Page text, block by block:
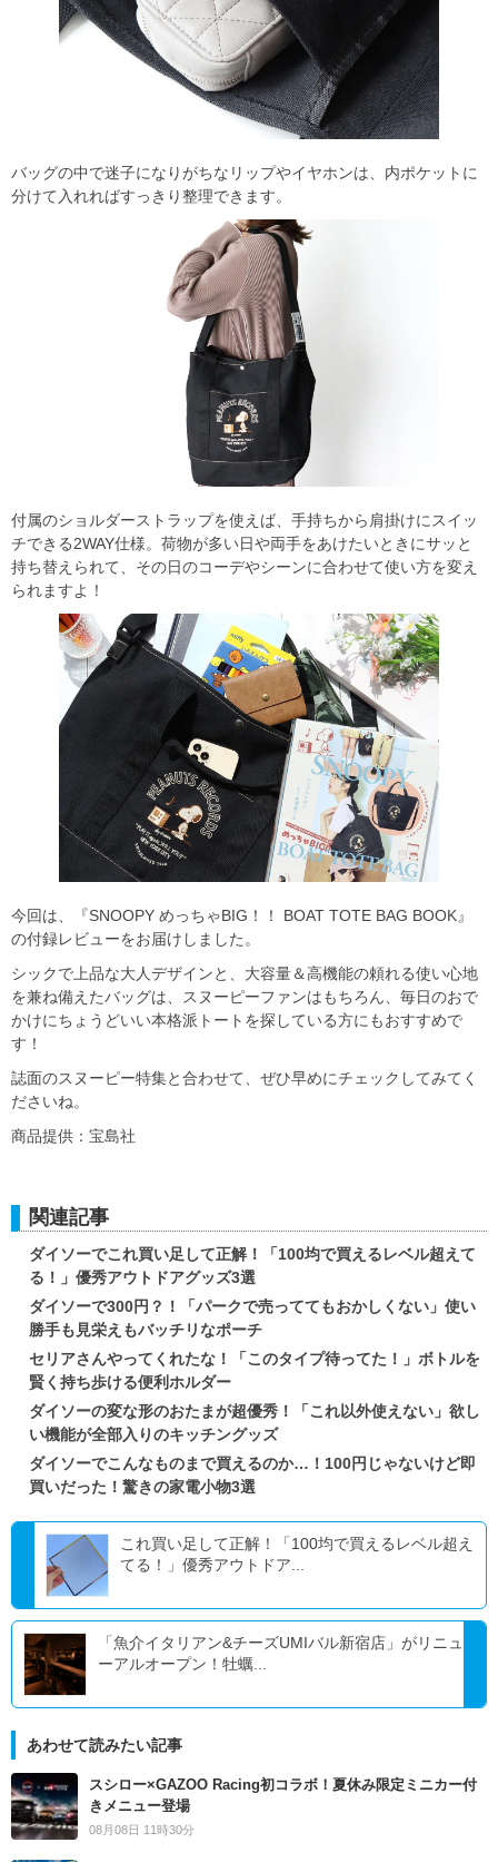
バッグの中で迷子になりがちなリップやイヤホンは、内ポケットに
分けて入れればすっきり整理できます。
付属のショルダーストラップを使えば、手持ちから肩掛けにスイッ
チできる2WAY仕様。荷物が多い日や両手をあけたいときにサッと
持ち替えられて、その日のコーデやシーンに合わせて使い方を変え
られますよ！
今回は、『SNOOPY めっちゃBIG！！ BOAT TOTE BAG BOOK』
の付録レビューをお届けしました。
シックで上品な大人デザインと、大容量＆高機能の頼れる使い心地
を兼ね備えたバッグは、スヌーピーファンはもちろん、毎日のおで
かけにちょうどいい本格派トートを探している方にもおすすめで
す！
誌面のスヌーピー特集と合わせて、ぜひ早めにチェックしてみてく
ださいね。
商品提供：宝島社
関連記事
ダイソーでこれ買い足して正解！「100均で買えるレベル超えて
る！」優秀アウトドアグッズ3選
ダイソーで300円？！「パークで売っててもおかしくない」使い
勝手も見栄えもバッチリなポーチ
セリアさんやってくれたな！「このタイプ待ってた！」ボトルを
賢く持ち歩ける便利ホルダー
ダイソーの変な形のおたまが超優秀！「これ以外使えない」欲し
い機能が全部入りのキッチングッズ
ダイソーでこんなものまで買えるのか…！100円じゃないけど即
買いだった！驚きの家電小物3選
これ買い足して正解！「100均で買えるレベル超え
てる！」優秀アウトドア...
「魚介イタリアン&チーズUMIバル新宿店」がリニュ
ーアルオープン！牡蠣...
あわせて読みたい記事
スシロー×GAZOO Racing初コラボ！夏休み限定ミニカー付
きメニュー登場
08月08日 11時30分